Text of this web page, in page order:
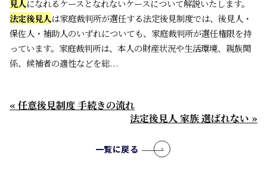
見人になれるケースとなれないケースについて解説いたします。
法定後見人は家庭裁判所が選任する法定後見制度では、後見人・
保佐人・補助人のいずれについても、家庭裁判所が選任権限を持
っています。家庭裁判所は、本人の財産状況や生活環境、親族関
係、候補者の適性などを総...
« 任意後見制度 手続きの流れ
法定後見人 家族 選ばれない »
一覧に戻る